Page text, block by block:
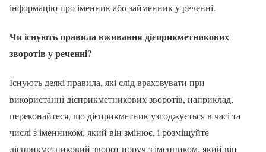
інформацію про іменник або займенник у реченні.
Чи існують правила вживання дієприкметникових
зворотів у реченні?
Існують деякі правила, які слід враховувати при
використанні дієприкметникових зворотів, наприклад,
переконайтеся, що дієприкметник узгоджується в часі та
числі з іменником, який він змінює, і розміщуйте
дієприкметниковий зворот поруч з іменником, який він